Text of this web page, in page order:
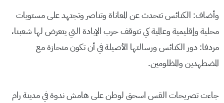
وأضاف: الكنائس تتحدث عن المعاناة وتناصر وتجتهد على مستويات
محلية وإقليمية وعالمية كي تتوقف حرب الإبادة التي يتعرض لها شعبنا،
مردفا: دور الكنائس ورسالتها الأصيلة في أن تكون منحازة مع
المضطهدين والمظلومين.
جاءت تصريحات القس اسحق لوطن على هامش ندوة في مدينة رام